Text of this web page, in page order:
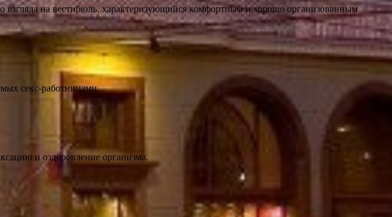
взгляда на вестибюль, характеризующийся комфортным и хорошо организованным
секс-работницами.
и оздоровление организма.